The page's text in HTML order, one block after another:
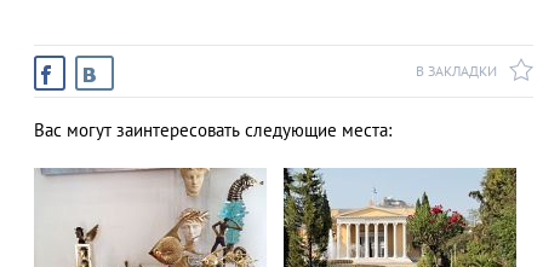
В ЗАКЛАДКИ
Вас могут заинтересовать следующие места: